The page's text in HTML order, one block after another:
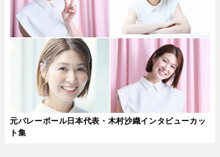
元バレーボール日本代表・木村沙織インタビューカッ
ト集